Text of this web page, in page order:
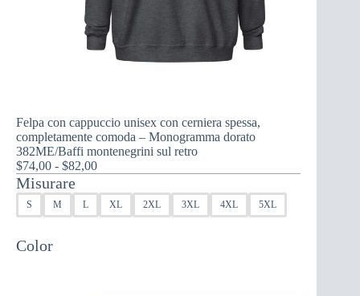
Felpa con cappuccio unisex con cerniera spessa,
completamente comoda – Monogramma dorato
382ME/Baffi montenegrini sul retro
$74,00 - $82,00Fascia
prezzo:
Misurare
S M L XL 2XL 3XL 4XL 5XL
Color